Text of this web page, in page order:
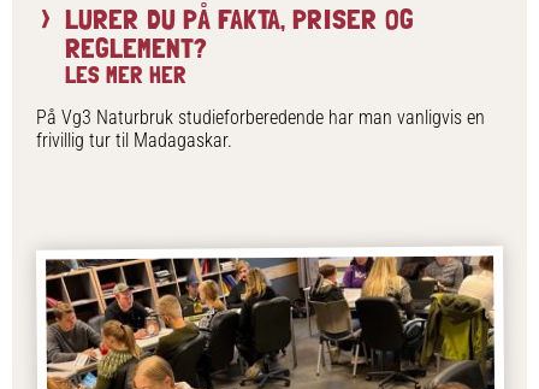
LURER DU PÅ FAKTA, PRISER OG
REGLEMENT?
LES MER HER
På Vg3 Naturbruk studieforberedende har man vanligvis en
frivillig tur til Madagaskar.